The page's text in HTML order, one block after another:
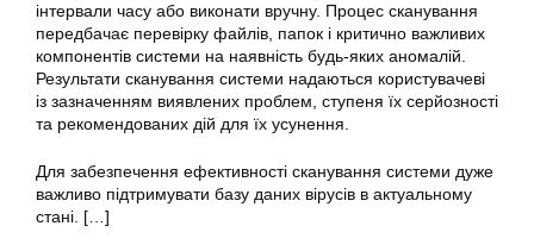
інтервали часу або виконати вручну. Процес сканування
передбачає перевірку файлів, папок і критично важливих
компонентів системи на наявність будь-яких аномалій.
Результати сканування системи надаються користувачеві
із зазначенням виявлених проблем, ступеня їх серйозності
та рекомендованих дій для їх усунення.
Для забезпечення ефективності сканування системи дуже
важливо підтримувати базу даних вірусів в актуальному
стані. […]